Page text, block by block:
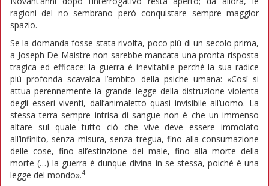
ragioni del no sembrano però conquistare sempre maggior
spazio.
Se la domanda fosse stata rivolta, poco più di un secolo prima,
a Joseph De Maistre non sarebbe mancata una pronta risposta
tragica ed efficace: la guerra è inevitabile perché la sua radice
più profonda scavalca l’ambito della psiche umana: «Così si
attua perennemente la grande legge della distruzione violenta
degli esseri viventi, dall’animaletto quasi invisibile all’uomo. La
stessa terra sempre intrisa di sangue non è che un immenso
altare sul quale tutto ciò che vive deve essere immolato
all’infinito, senza misura, senza tregua, fino alla consumazione
delle cose, fino all’estinzione del male, fino alla morte della
morte (…) la guerra è dunque divina in se stessa, poiché è una
legge del mondo».4